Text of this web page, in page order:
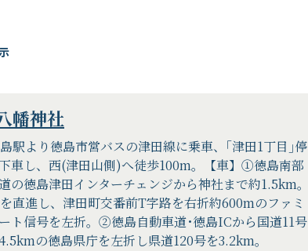
幡神社
駅より徳島市営バスの津田線に乗車、｢津田1丁目｣停
車し、西(津田山側)へ徒歩100m。【車】①徳島南部
の徳島津田インターチェンジから神社まで約1.5km。
直進し、津田町交番前T字路を右折約600mのファミ
ト信号を左折。②徳島自動車道･徳島ICから国道11号
の徳島県庁を左折し県道120号を3.2km。